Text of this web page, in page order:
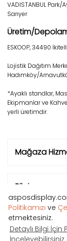
Politikamızı ve
etmektesiniz.
Detaylı Bilgi İçin
VADISTANBUL
Sarıyer
Üretim/
ESKOOP, 34490
Lojistik Dağıtım
Hadımköy/
*Ayaklı standlar,
Ekipmanlar ve
yerli üretimdir.
Mağaza
Bilgi